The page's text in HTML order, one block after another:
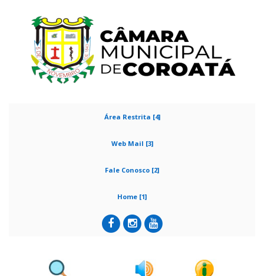
Área Restrita [4]
Web Mail [3]
Fale Conosco [2]
Home [1]